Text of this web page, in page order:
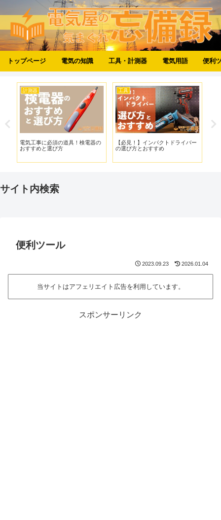
トップページ 電気の知識 工具・計測器 電気用語 便利
計測器
電気工事に必須の道具！検電器の
おすすめと選び方
工具
【必見！】インパクトドライバー
の選び方とおすすめ
サイト内検索
便利ツール
2023.09.23 2026.01.04
当サイトはアフェリエイト広告を利用しています。
スポンサーリンク